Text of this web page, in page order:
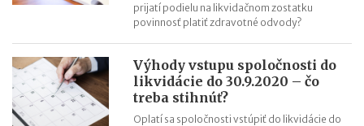
prijatí podielu na likvidačnom zostatku
povinnosť platiť zdravotné odvody?
Výhody vstupu spoločnosti do
likvidácie do 30.9.2020 – čo
treba stihnúť?
Oplatí sa spoločnosti vstúpiť do likvidácie do